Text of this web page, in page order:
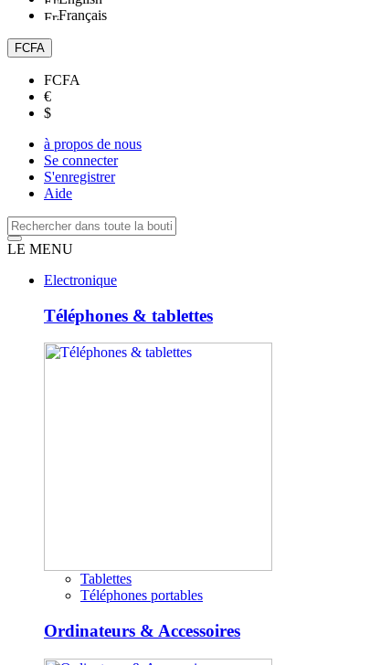
Français
FCFA
FCFA
€
$
à propos de nous
Se connecter
S'enregistrer
Aide
LE MENU
Electronique
Téléphones & tablettes
Tablettes
Téléphones portables
Ordinateurs & Accessoires